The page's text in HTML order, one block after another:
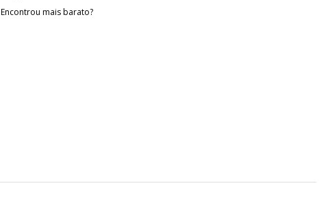
Encontrou mais barato?